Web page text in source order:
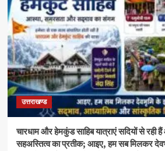
उत्तराखण्ड
चारधाम और हेमकुंड साहिब यात्राएं सदियों से
सहअस्तित्व का प्रतीक; आइए, हम सब मिलकर